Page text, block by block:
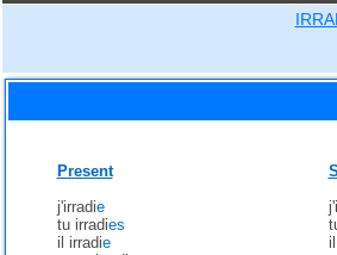
Present
j'irradie
tu irradies
il irradie